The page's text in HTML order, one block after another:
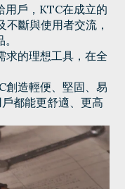
用戶，KTC在成立的
斷與使用者交流，
求的理想工具，在全
創造輕便、堅固、易
都能更舒適、更高